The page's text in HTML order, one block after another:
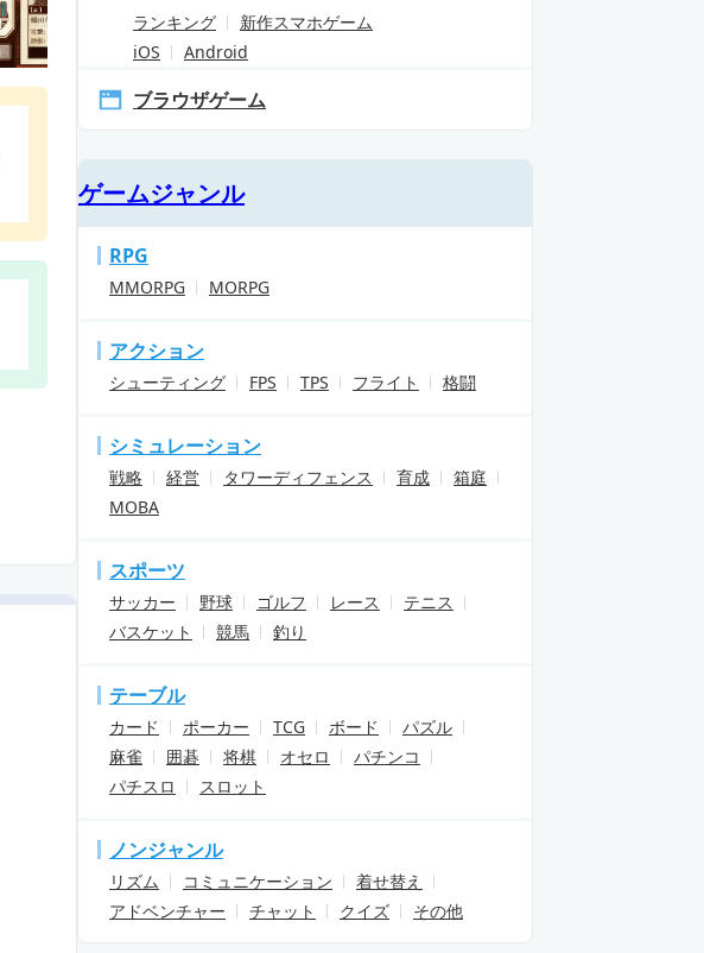
ランキング
新作スマホゲーム
iOS
Android
ブラウザゲーム
ゲームジャンル
RPG
MMORPG MORPG
アクション
シューティング FPS TPS フライト 格闘
シミュレーション
戦略 経営 タワーディフェンス 育成
箱庭
MOBA
スポーツ
サッカー 野球 ゴルフ レース
テニス
バスケット
競馬 釣り
テーブル
カード ポーカー TCG ボード
パズル
麻雀
囲碁 将棋 オセロ
パチンコ
パチスロ
スロット
ノンジャンル
リズム コミュニケーション
着せ替え
アドベンチャー
チャット クイズ その他